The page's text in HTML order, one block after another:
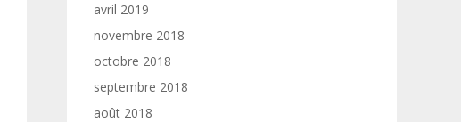
avril 2019
novembre 2018
octobre 2018
septembre 2018
août 2018